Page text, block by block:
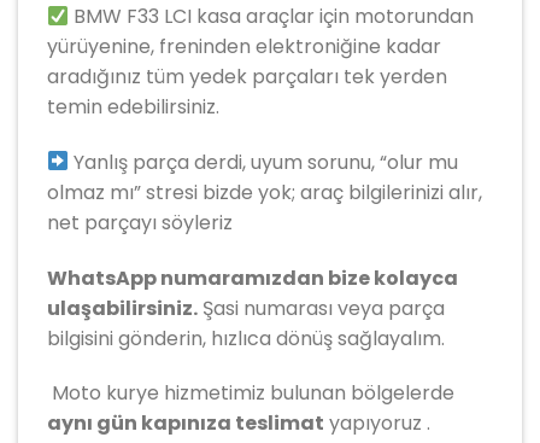
BMW F33 LCI kasa araçlar için motorundan
yürüyenine, freninden elektroniğine kadar
aradığınız tüm yedek parçaları tek yerden
temin edebilirsiniz.
Yanlış parça derdi, uyum sorunu, “olur mu
olmaz mı” stresi bizde yok; araç bilgilerinizi alır,
net parçayı söyleriz
WhatsApp numaramızdan bize kolayca
ulaşabilirsiniz. Şasi numarası veya parça
bilgisini gönderin, hızlıca dönüş sağlayalım.
️ Moto kurye hizmetimiz bulunan bölgelerde
aynı gün kapınıza teslimat yapıyoruz .